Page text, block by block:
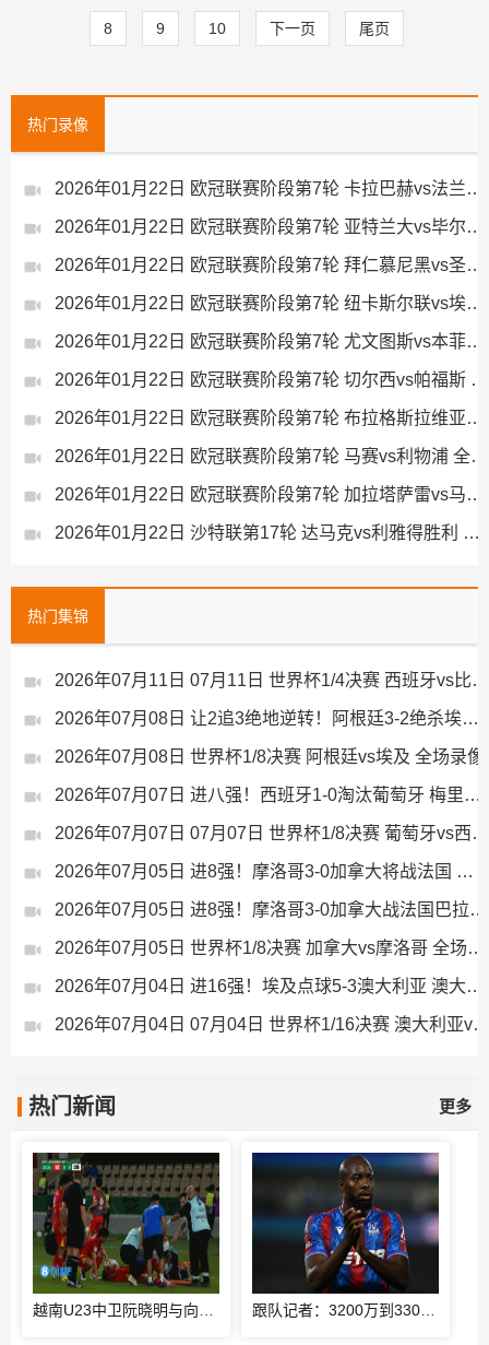
纪录！
8 9 10 下一页 尾页
热门录像
2026年01月22日 欧冠联赛阶段第7轮 卡拉巴赫vs法兰克福 全场录像
2026年01月22日 欧冠联赛阶段第7轮 亚特兰大vs毕尔巴鄂竞技 全场录像
2026年01月22日 欧冠联赛阶段第7轮 拜仁慕尼黑vs圣吉罗斯 全场录像
2026年01月22日 欧冠联赛阶段第7轮 纽卡斯尔联vs埃因霍温 全场录像
2026年01月22日 欧冠联赛阶段第7轮 尤文图斯vs本菲卡 全场录像
2026年01月22日 欧冠联赛阶段第7轮 切尔西vs帕福斯 全场录像
2026年01月22日 欧冠联赛阶段第7轮 布拉格斯拉维亚vs巴塞罗那 全场录像
2026年01月22日 欧冠联赛阶段第7轮 马赛vs利物浦 全场录像
2026年01月22日 欧冠联赛阶段第7轮 加拉塔萨雷vs马德里竞技 全场录像
2026年01月22日 沙特联第17轮 达马克vs利雅得胜利 全场录像
热门集锦
2026年07月11日 07月11日 世界杯1/4决赛 西班牙vs比利时 进球视频
2026年07月08日 让2追3绝地逆转！阿根廷3-2绝杀埃及进8强 梅西传射+失点恩佐绝杀
2026年07月08日 世界杯1/8决赛 阿根廷vs埃及 全场录像
2026年07月07日 进八强！西班牙1-0淘汰葡萄牙 梅里诺91分钟绝杀41岁C罗最后一舞
2026年07月07日 07月07日 世界杯1/8决赛 葡萄牙vs西班牙 精彩片段
2026年07月05日 进8强！摩洛哥3-0加拿大将战法国 乌纳希双响迪亚斯两助
2026年07月05日 进8强！摩洛哥3-0加拿大战法国巴拉圭胜者 乌纳希双响迪亚斯两助
2026年07月05日 世界杯1/8决赛 加拿大vs摩洛哥 全场录像
2026年07月04日 进16强！埃及点球5-3澳大利亚 澳大利亚119分钟换门将埃及4罚全中
2026年07月04日 07月04日 世界杯1/16决赛 澳大利亚vs埃及 进球视频
热门新闻 更多